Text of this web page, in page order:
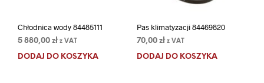
Chłodnica wody 84485111
5 880,00 zł z VAT
DODAJ DO KOSZYKA
Pas klimatyzacji 84469820
70,00 zł z VAT
DODAJ DO KOSZYKA